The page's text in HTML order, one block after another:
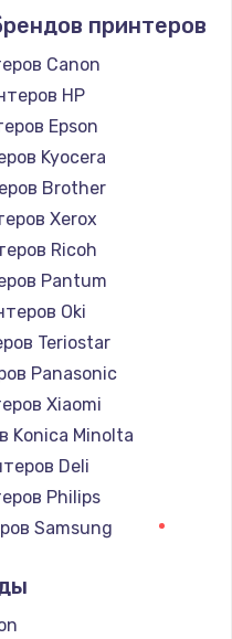
моста
принтеров
Canon
HP
Epson
Kyocera
Brother
Xerox
Ricoh
Pantum
Oki
Teriostar
Panasonic
Xiaomi
Konica Minolta
Deli
Philips
Samsung
Lexmark
Sharp